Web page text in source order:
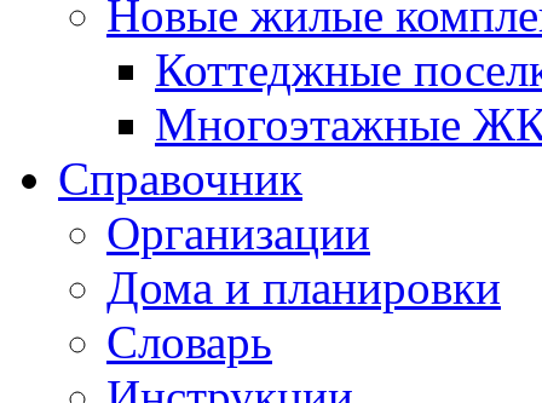
Новые жилые
Коттеджные
Многоэтажные
Справочник
Организации
Дома и планировки
Словарь